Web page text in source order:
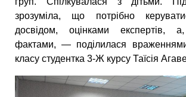
зрозуміла, що потрібно
досвідом, оцінками експертів,
фактами, — поділилася
класу студентка 3-Ж курсу Таїсія